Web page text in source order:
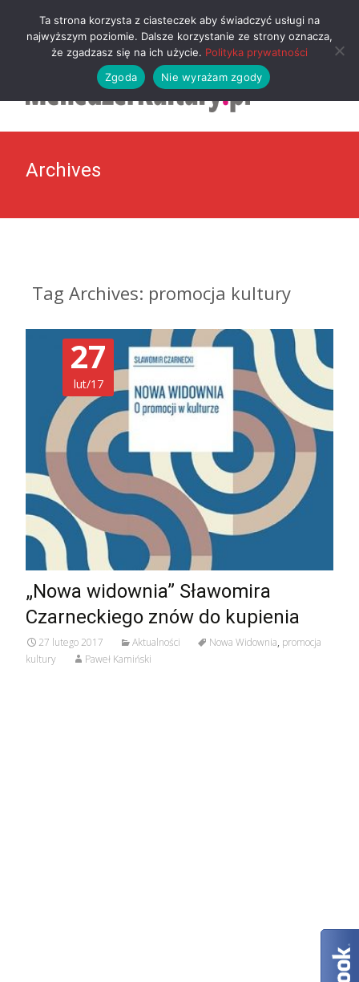
Archives
Tag Archives: promocja kultury
27
lut/17
„Nowa widownia” Sławomira
Czarneckiego znów do kupienia
27 lutego 2017 Aktualności Nowa Widownia, promocja
kultury
Paweł Kamiński
MENU
Ta strona korzysta z ciasteczek aby świadczyć usługi na
najwyższym poziomie. Dalsze korzystanie ze strony oznacza,
że zgadzasz się na ich użycie. Polityka prywatności
Zgoda
Nie wyrażam zgody